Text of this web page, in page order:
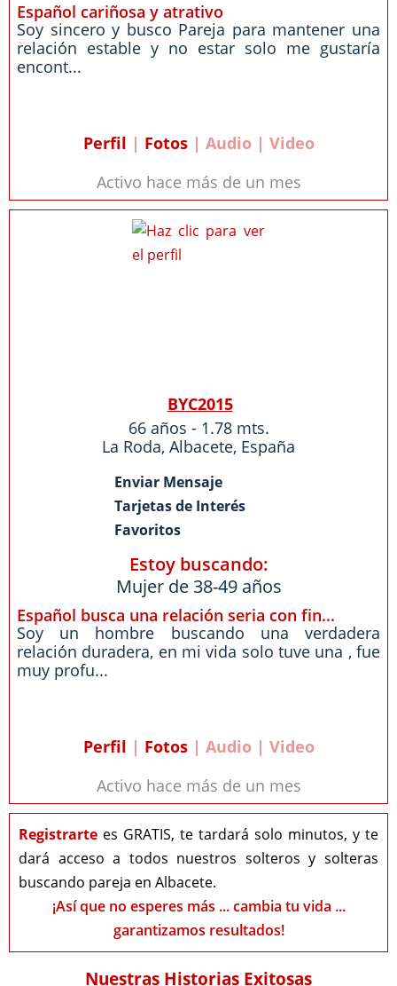
Español cariñosa y atrativo
Soy sincero y busco Pareja para mantener una
relación estable y no estar solo me gustaría
encont...
Perfil | Fotos| Audio | Video
Activo hace más de un mes
BYC2015
66 años - 1.78 mts.
La Roda, Albacete, España
Enviar Mensaje
Tarjetas de Interés
Favoritos
Estoy buscando:
Mujer de 38-49 años
Español busca una relación seria con fin...
Soy un hombre buscando una verdadera
relación duradera, en mi vida solo tuve una , fue
muy profu...
Perfil | Fotos| Audio | Video
Activo hace más de un mes
Registrarte es GRATIS, te tardará solo minutos, y te
dará acceso a todos nuestros solteros y solteras
buscando pareja en Albacete.
¡Así que no esperes más ... cambia tu vida ...
garantizamos resultados!
Nuestras Historias Exitosas